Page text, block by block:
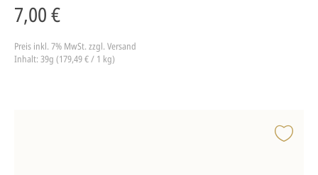
7,00 €
Preis inkl. 7% MwSt. zzgl. Versand
Inhalt: 39g (179,49 € / 1 kg)